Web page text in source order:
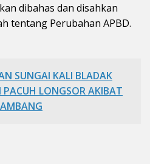
dibahas dan disahkan
tentang Perubahan APBD.
SUNGAI KALI BLADAK
PACUH LONGSOR AKIBAT